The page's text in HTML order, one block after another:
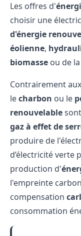
Les offres d'
choisir une
d'énergie
éolienne,
biomasse ou de la
Contrairement
lecharbon ou le
renouvelable
gaz à effet de
produire de
d’électricité verte
production d'
l'empreinte
compensation
consommation